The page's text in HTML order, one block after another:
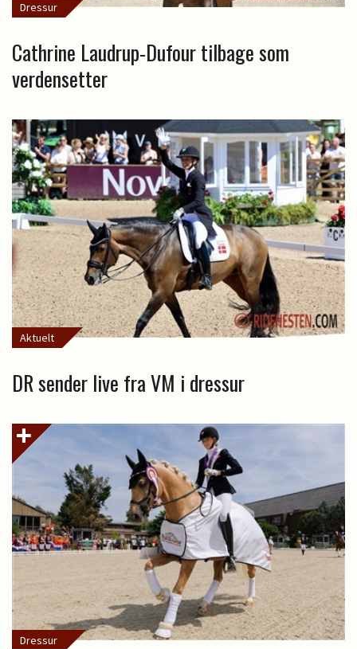
Dressur
Cathrine Laudrup-Dufour tilbage som
verdensetter
Aktuelt
DR sender live fra VM i dressur
Dressur